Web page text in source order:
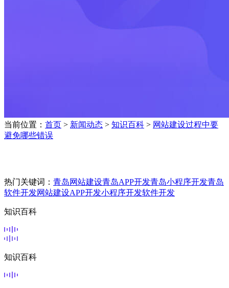
当前位置： 首页 > 新闻动态 > 知识百科 > 网站建设过程中要
避免哪些错误
热门关键词： 青岛网站建设青岛APP开发青岛小程序开发青岛
软件开发网站建设APP开发小程序开发软件开发
知识百科
知识百科